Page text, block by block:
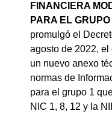
FINANCIERA
PARA EL GRUPO
promulgó el
agosto de 2022,
un nuevo anexo
normas de
para el grupo 1
NIC 1, 8, 12 y la